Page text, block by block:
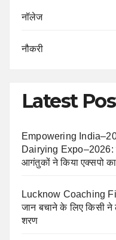
नॉलेज
नौकरी
Latest
Empowering
Dairying Expo–2026:
आगंतुकों ने किया एक्सपो
Lucknow Coaching
जान बचाने के लिए किसी ने
शरण